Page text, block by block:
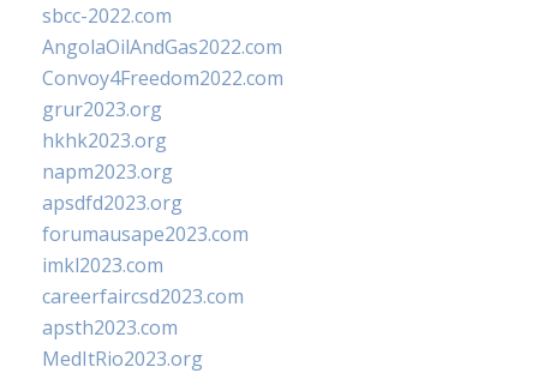
sbcc-2022.com
AngolaOilAndGas2022.com
Convoy4Freedom2022.com
grur2023.org
hkhk2023.org
napm2023.org
apsdfd2023.org
forumausape2023.com
imkl2023.com
careerfaircsd2023.com
apsth2023.com
MedItRio2023.org